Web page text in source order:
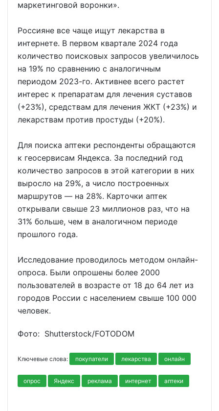
маркетинговой воронки».
Россияне все чаще ищут лекарства в
интернете. В первом квартале 2024 года
количество поисковых запросов увеличилось
на 19% по сравнению с аналогичным
периодом 2023-го. Активнее всего растет
интерес к препаратам для лечения суставов
(+23%), средствам для лечения ЖКТ (+23%) и
лекарствам против простуды (+20%).
Для поиска аптеки респонденты обращаются
к геосервисам Яндекса. За последний год
количество запросов в этой категории в них
выросло на 29%, а число построенных
маршрутов — на 28%. Карточки аптек
открывали свыше 23 миллионов раз, что на
31% больше, чем в аналогичном периоде
прошлого года.
Исследование проводилось методом онлайн-
опроса. Были опрошены более 2000
пользователей в возрасте от 18 до 64 лет из
городов России с населением свыше 100 000
человек.
Фото: Shutterstoсk/FOTODOM
Ключевые слова: покупатели лекарства онлайн
опрос Яндекс реклама интернет аптеки